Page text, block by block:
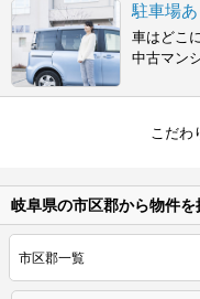
駐車場
車はどこ
中古マン
こだわ
岐阜県の市区郡から物件を
市区郡一覧